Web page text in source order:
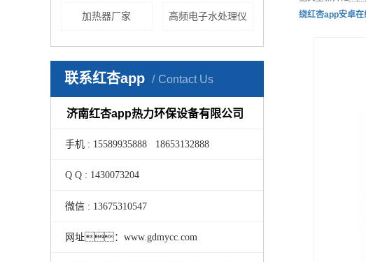
加热器厂家 高频电子水处理仪
联系红杏app Contact Us
济南红杏app热力环保设备有限公司
手机 : 15589935888 18653132888
Q Q : 1430073204
微信 : 13675310547
网址：www.gdmycc.com
绕红杏app安卓在